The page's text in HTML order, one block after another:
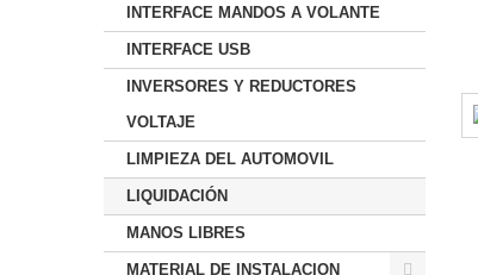
INTERFACE MANDOS A VOLANTE
INTERFACE USB
INVERSORES Y REDUCTORES
VOLTAJE
LIMPIEZA DEL AUTOMOVIL
LIQUIDACIÓN
MANOS LIBRES
MATERIAL DE INSTALACION